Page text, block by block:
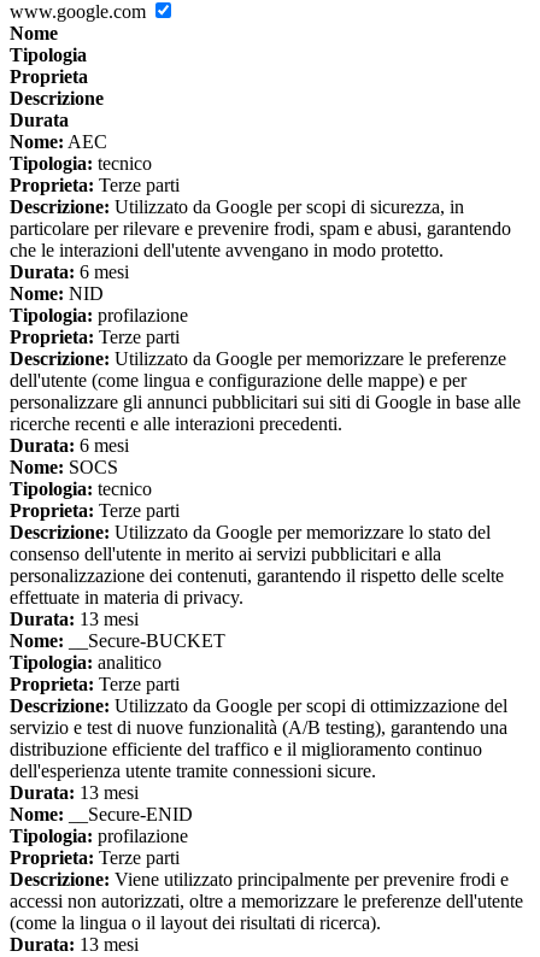
www.google.com
Nome
Tipologia
Proprieta
Descrizione
Durata
Nome: AEC
Tipologia: tecnico
Proprieta: Terze parti
Descrizione: Utilizzato da Google per scopi di sicurezza, in
particolare per rilevare e prevenire frodi, spam e abusi, garantendo
che le interazioni dell'utente avvengano in modo protetto.
Durata: 6 mesi
Nome: NID
Tipologia: profilazione
Proprieta: Terze parti
Descrizione: Utilizzato da Google per memorizzare le preferenze
dell'utente (come lingua e configurazione delle mappe) e per
personalizzare gli annunci pubblicitari sui siti di Google in base alle
ricerche recenti e alle interazioni precedenti.
Durata: 6 mesi
Nome: SOCS
Tipologia: tecnico
Proprieta: Terze parti
Descrizione: Utilizzato da Google per memorizzare lo stato del
consenso dell'utente in merito ai servizi pubblicitari e alla
personalizzazione dei contenuti, garantendo il rispetto delle scelte
effettuate in materia di privacy.
Durata: 13 mesi
Nome: __Secure-BUCKET
Tipologia: analitico
Proprieta: Terze parti
Descrizione: Utilizzato da Google per scopi di ottimizzazione del
servizio e test di nuove funzionalità (A/B testing), garantendo una
distribuzione efficiente del traffico e il miglioramento continuo
dell'esperienza utente tramite connessioni sicure.
Durata: 13 mesi
Nome: __Secure-ENID
Tipologia: profilazione
Proprieta: Terze parti
Descrizione: Viene utilizzato principalmente per prevenire frodi e
accessi non autorizzati, oltre a memorizzare le preferenze dell'utente
(come la lingua o il layout dei risultati di ricerca).
Durata: 13 mesi